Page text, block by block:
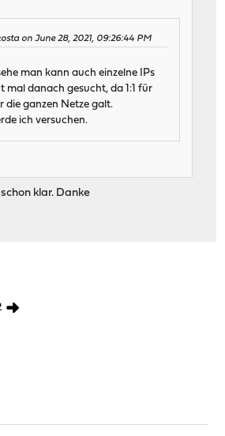
on June 28, 2021, 09:26:44 PM
man kann auch einzelne IPs
mal danach gesucht, da 1:1 für
die ganzen Netze galt.
ich versuchen.
klar. Danke